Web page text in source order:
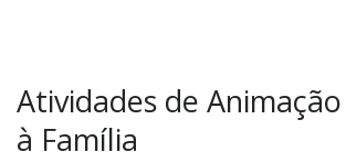
Atividades de
à Família